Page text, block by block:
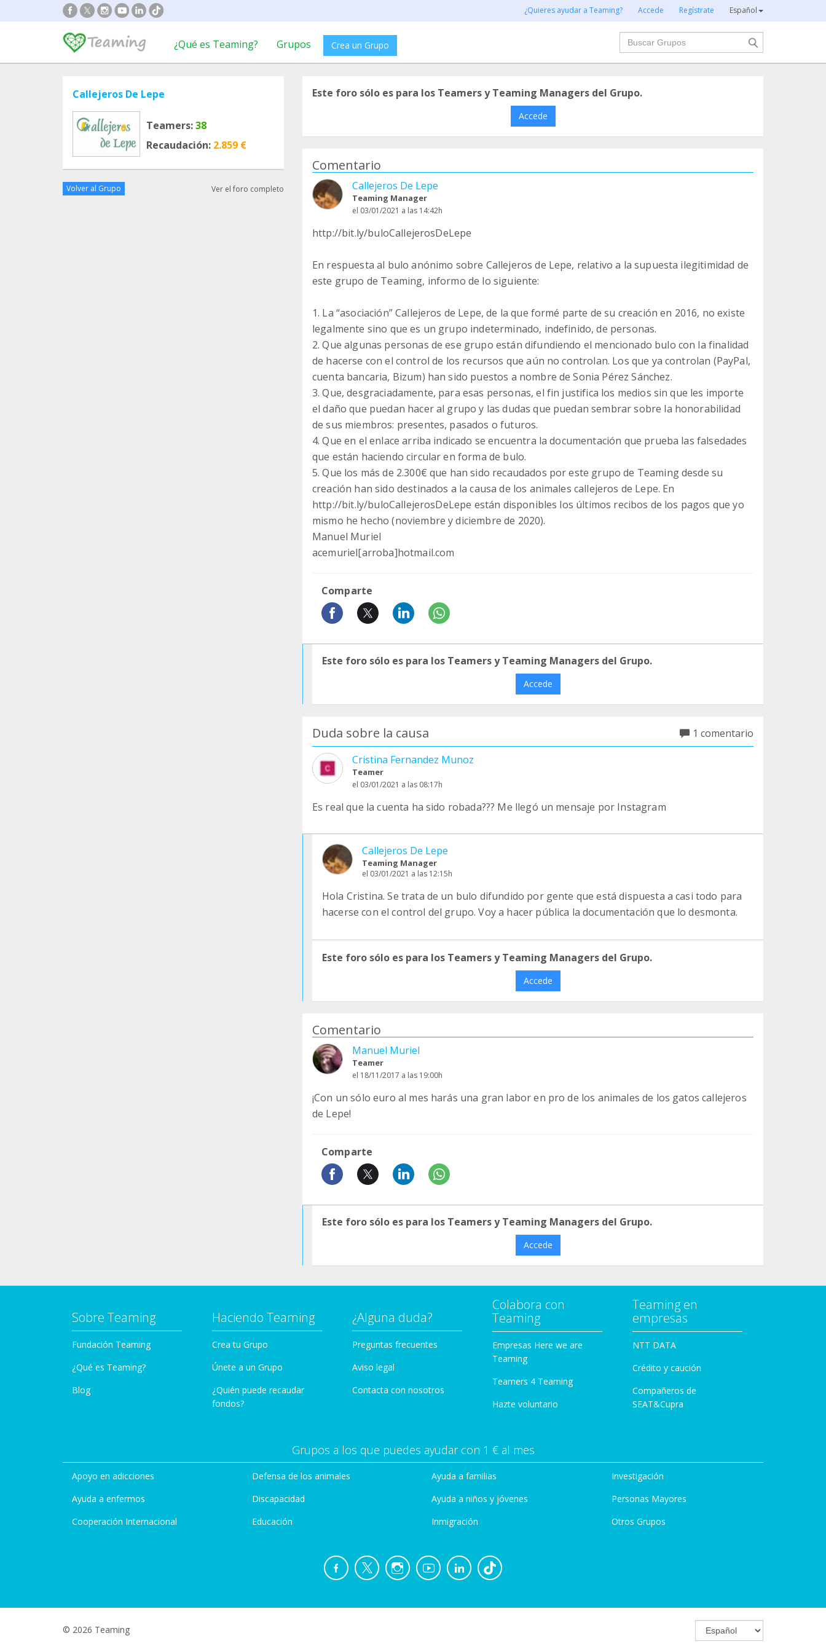
¿Quieres ayudar a Teaming? Accede Regístrate Español
¿Qué es Teaming? Grupos Crea un Grupo
Buscar
Callejeros De Lepe
Teamers:38
Recaudación: 2.859 €
Volver al Grupo Ver el foro completo
Este foro sólo es para los Teamers y Teaming Managers del Grupo.
Accede
Comentario
Callejeros De Lepe
Teaming Manager
el 03/01/2021 a las 14:42h
http://bit.ly/buloCallejerosDeLepe
En respuesta al bulo anónimo sobre Callejeros de Lepe, relativo a la supuesta ilegitimidad de
este grupo de Teaming, informo de lo siguiente:
1. La “asociación” Callejeros de Lepe, de la que formé parte de su creación en 2016, no existe
legalmente sino que es un grupo indeterminado, indefinido, de personas.
2. Que algunas personas de ese grupo están difundiendo el mencionado bulo con la finalidad
de hacerse con el control de los recursos que aún no controlan. Los que ya controlan (PayPal,
cuenta bancaria, Bizum) han sido puestos a nombre de Sonia Pérez Sánchez.
3. Que, desgraciadamente, para esas personas, el fin justifica los medios sin que les importe
el daño que puedan hacer al grupo y las dudas que puedan sembrar sobre la honorabilidad
de sus miembros: presentes, pasados o futuros.
4. Que en el enlace arriba indicado se encuentra la documentación que prueba las falsedades
que están haciendo circular en forma de bulo.
5. Que los más de 2.300€ que han sido recaudados por este grupo de Teaming desde su
creación han sido destinados a la causa de los animales callejeros de Lepe. En
http://bit.ly/buloCallejerosDeLepe están disponibles los últimos recibos de los pagos que yo
mismo he hecho (noviembre y diciembre de 2020).
Manuel Muriel
acemuriel[arroba]hotmail.com
Comparte
Este foro sólo es para los Teamers y Teaming Managers del Grupo.
Accede
Duda sobre la causa
1 comentario
Cristina Fernandez Munoz
Teamer
el 03/01/2021 a las 08:17h
Es real que la cuenta ha sido robada??? Me llegó un mensaje por Instagram
Callejeros De Lepe
Teaming Manager
el 03/01/2021 a las 12:15h
Hola Cristina. Se trata de un bulo difundido por gente que está dispuesta a casi todo para
hacerse con el control del grupo. Voy a hacer pública la documentación que lo desmonta.
Este foro sólo es para los Teamers y Teaming Managers del Grupo.
Accede
Comentario
Manuel Muriel
Teamer
el 18/11/2017 a las 19:00h
¡Con un sólo euro al mes harás una gran labor en pro de los animales de los gatos callejeros
de Lepe!
Comparte
Este foro sólo es para los Teamers y Teaming Managers del Grupo.
Accede
Sobre Teaming
Fundación Teaming
¿Qué es Teaming?
Blog
Haciendo Teaming
Crea tu Grupo
Únete a un Grupo
¿Quién puede recaudar
fondos?
¿Alguna duda?
Preguntas frecuentes
Aviso legal
Contacta con nosotros
Colabora con
Teaming
Empresas Here we are
Teaming
Teamers 4 Teaming
Hazte voluntario
Teaming en
empresas
NTT DATA
Crédito y caución
Compañeros de
SEAT&Cupra
Grupos a los que puedes ayudar con 1 € al mes
Apoyo en adicciones
Ayuda a enfermos
Cooperación Internacional
Defensa de los animales
Discapacidad
Educación
Ayuda a familias
Ayuda a niños y jóvenes
Inmigración
Investigación
Personas Mayores
Otros Grupos
© 2026 Teaming